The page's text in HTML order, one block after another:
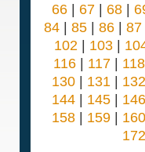
66| 67| 68|
84| 85| 86| 87
102 | 103 |
116| 117| 118
130| 131 | 132
144| 145| 146
158| 159| 160
172